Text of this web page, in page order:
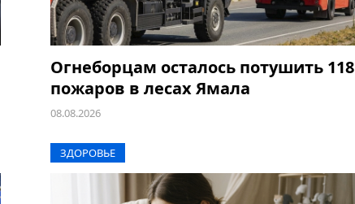
Огнеборцам осталось потушить 118
пожаров в лесах Ямала
08.08.2026
ЗДОРОВЬЕ